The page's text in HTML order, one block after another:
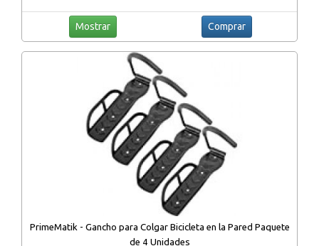
Mostrar Comprar
PrimeMatik - Gancho para Colgar Bicicleta en la Pared Paquete
de 4 Unidades